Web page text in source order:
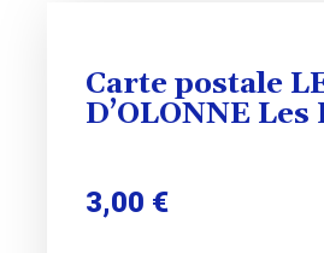
Carte postale
D’OLONNE
3,00 €